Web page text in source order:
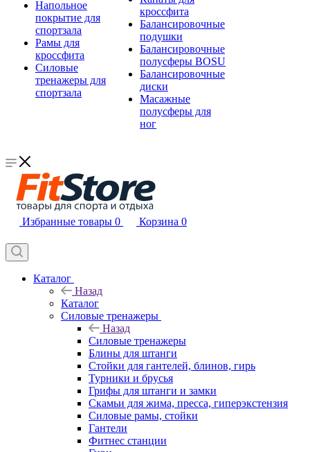
Напольное
покрытие для
спортзала
Рамы для
кроссфита
Силовые
тренажеры для
спортзала
кроссфита
Балансировочные
подушки
Балансировочные
полусферы BOSU
Балансировочные
диски
Масажные
полусферы для
ног
Избранные товары 0 Корзина 0
Каталог
Назад
Каталог
Силовые тренажеры
Назад
Силовые тренажеры
Блины для штанги
Стойки для гантелей, блинов, гирь
Турники и брусья
Грифы для штанги и замки
Скамьи для жима, пресса, гиперэкстензия
Силовые рамы, стойки
Гантели
Фитнес станции